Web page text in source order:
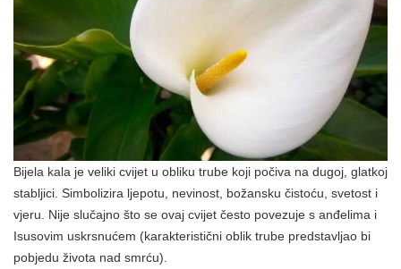
Bijela kala je veliki cvijet u obliku trube koji počiva na dugoj, glatkoj
stabljici. Simbolizira ljepotu, nevinost, božansku čistoću, svetost i
vjeru. Nije slučajno što se ovaj cvijet često povezuje s anđelima i
Isusovim uskrsnućem (karakteristični oblik trube predstavljao bi
pobjedu života nad smrću).